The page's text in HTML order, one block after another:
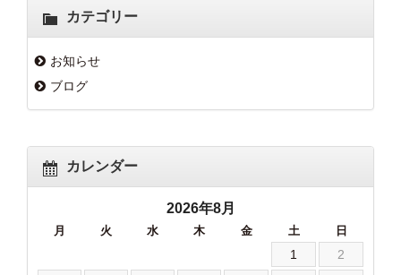
カテゴリー
お知らせ
ブログ
カレンダー
2026年8月
月 火 水 木 金 土 日
1
2